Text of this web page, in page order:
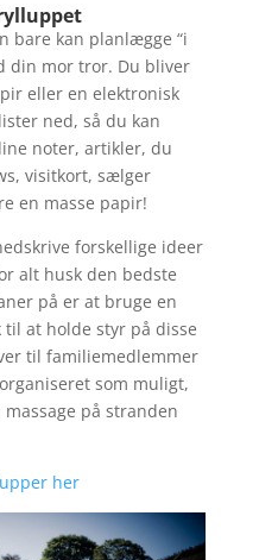
bare kan planlægge “i
din mor tror. Du bliver
eller en elektronisk
ned, så du kan
noter, artikler, du
visitkort, sælger
en masse papir!
forskellige ideer
alt husk den bedste
på er at bruge en
at holde styr på disse
til familiemedlemmer
som muligt,
på stranden
her